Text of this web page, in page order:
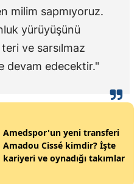
milim sapmıyoruz.
yürüyüşünü
ve sarsılmaz
devam edecektir."
Amedspor'un yeni transferi
Amadou Cissé kimdir? İşte
kariyeri ve oynadığı takımlar